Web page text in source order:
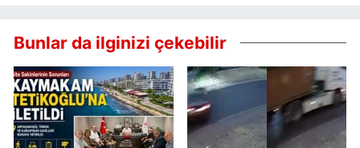
Bunlar da ilginizi çekebilir